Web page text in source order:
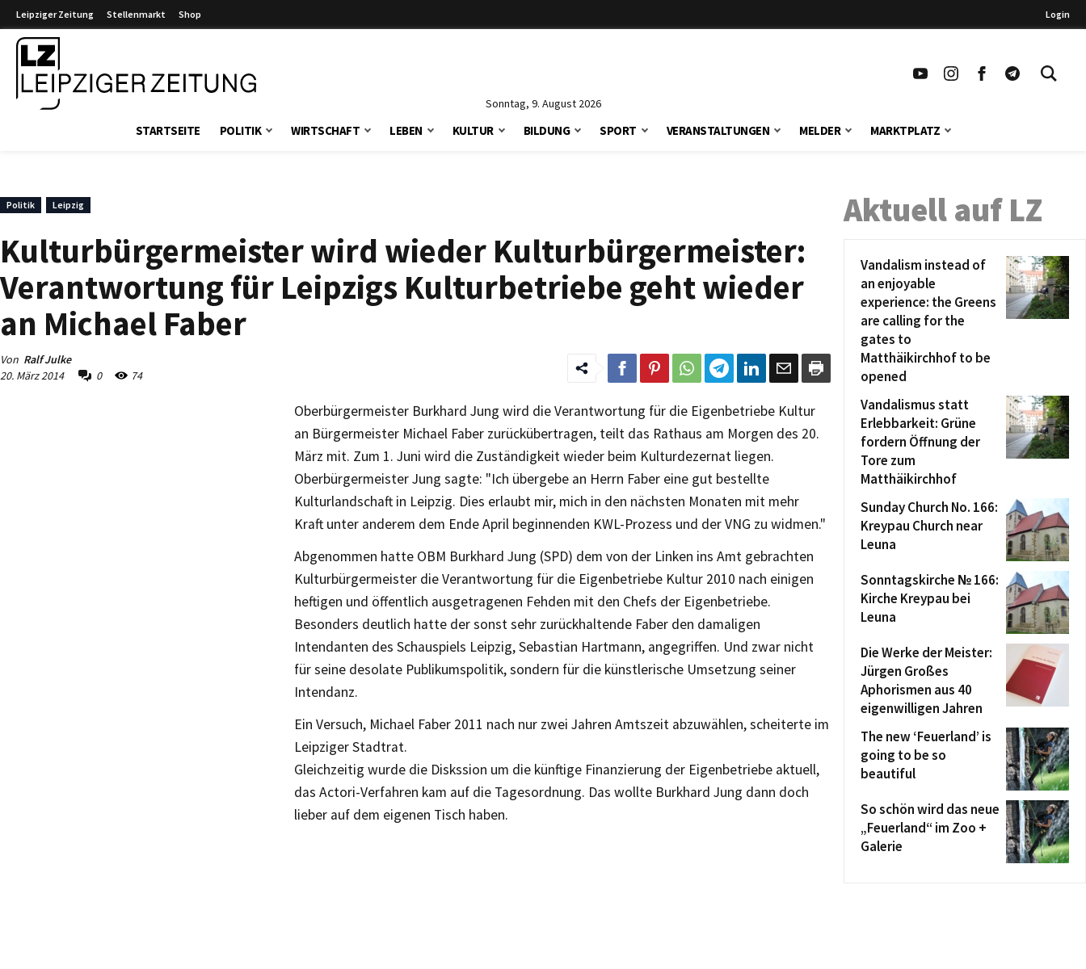
Leipziger Zeitung Stellenmarkt Shop Login
Sonntag, 9. August 2026
STARTSEITE POLITIK WIRTSCHAFT LEBEN KULTUR BILDUNG SPORT VERANSTALTUNGEN MELDER MARKTPLATZ
Politik Leipzig
Kulturbürgermeister wird wieder Kulturbürgermeister:
Verantwortung für Leipzigs Kulturbetriebe geht wieder
an Michael Faber
Von Ralf Julke
20. März 2014
0 74
Oberbürgermeister Burkhard Jung wird die Verantwortung für die Eigenbetriebe Kultur
an Bürgermeister Michael Faber zurückübertragen, teilt das Rathaus am Morgen des 20.
März mit. Zum 1. Juni wird die Zuständigkeit wieder beim Kulturdezernat liegen.
Oberbürgermeister Jung sagte: "Ich übergebe an Herrn Faber eine gut bestellte
Kulturlandschaft in Leipzig. Dies erlaubt mir, mich in den nächsten Monaten mit mehr
Kraft unter anderem dem Ende April beginnenden KWL-Prozess und der VNG zu widmen."
Abgenommen hatte OBM Burkhard Jung (SPD) dem von der Linken ins Amt gebrachten
Kulturbürgermeister die Verantwortung für die Eigenbetriebe Kultur 2010 nach einigen
heftigen und öffentlich ausgetragenen Fehden mit den Chefs der Eigenbetriebe.
Besonders deutlich hatte der sonst sehr zurückhaltende Faber den damaligen
Intendanten des Schauspiels Leipzig, Sebastian Hartmann, angegriffen. Und zwar nicht
für seine desolate Publikumspolitik, sondern für die künstlerische Umsetzung seiner
Intendanz.
Ein Versuch, Michael Faber 2011 nach nur zwei Jahren Amtszeit abzuwählen, scheiterte im
Leipziger Stadtrat.
Gleichzeitig wurde die Diskssion um die künftige Finanzierung der Eigenbetriebe aktuell,
das Actori-Verfahren kam auf die Tagesordnung. Das wollte Burkhard Jung dann doch
lieber auf dem eigenen Tisch haben.
Aktuell auf LZ
Vandalism instead of
an enjoyable
experience: the Greens
are calling for the
gates to
Matthäikirchhof to be
opened
Vandalismus statt
Erlebbarkeit: Grüne
fordern Öffnung der
Tore zum
Matthäikirchhof
Sunday Church No. 166:
Kreypau Church near
Leuna
Sonntagskirche № 166:
Kirche Kreypau bei
Leuna
Die Werke der Meister:
Jürgen Großes
Aphorismen aus 40
eigenwilligen Jahren
The new ‘Feuerland’ is
going to be so
beautiful
So schön wird das neue
„Feuerland“ im Zoo +
Galerie